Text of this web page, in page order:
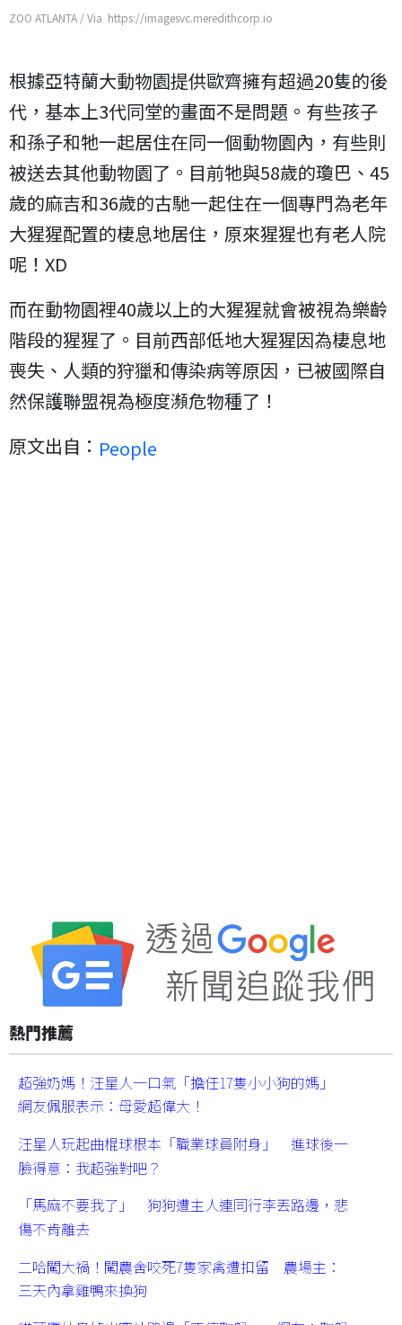
ZOO ATLANTA / Via https://imagesvc.meredithcorp.io
根據亞特蘭大動物園提供歐齊擁有超過20隻的後
代，基本上3代同堂的畫面不是問題。有些孩子
和孫子和牠一起居住在同一個動物園內，有些則
被送去其他動物園了。目前牠與58歲的瓊巴、45
歲的麻吉和36歲的古馳一起住在一個專門為老年
大猩猩配置的棲息地居住，原來猩猩也有老人院
呢！XD
而在動物園裡40歲以上的大猩猩就會被視為樂齡
階段的猩猩了。目前西部低地大猩猩因為棲息地
喪失、人類的狩獵和傳染病等原因，已被國際自
然保護聯盟視為極度瀕危物種了！
原文出自： People
熱門推薦
超強奶媽！汪星人一口氣「擔任17隻小小狗的媽」
網友佩服表示：母愛超偉大！
汪星人玩起曲棍球根本「職業球員附身」 進球後一
臉得意：我超強對吧？
「馬麻不要我了」 狗狗遭主人連同行李丟路邊，悲
傷不肯離去
二哈闖大禍！闖農舍咬死7隻家禽遭扣留 農場主：
三天內拿雞鴨來換狗